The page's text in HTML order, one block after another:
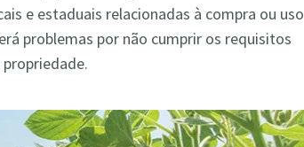
e estaduais relacionadas à compra ou uso
problemas por não cumprir os requisitos